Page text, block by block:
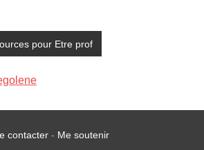
pour Etre prof
contacter - Me soutenir